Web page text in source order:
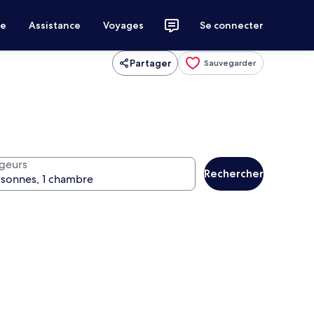
Assistance Voyages Se connecter
Partager Sauvegarder
Rechercher